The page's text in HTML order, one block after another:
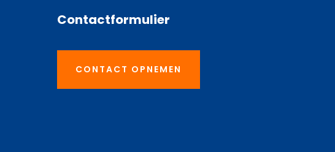
Contactformulier
CONTACT OPNEMEN